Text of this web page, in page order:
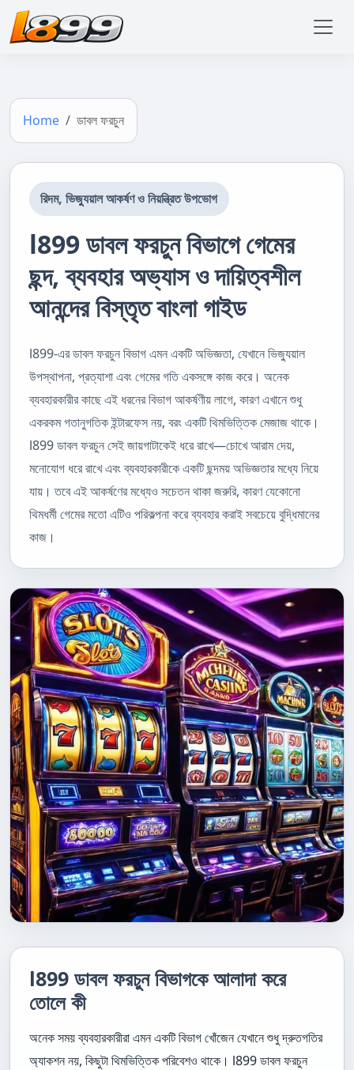
Home ডাবল ফরচুন
রিদম, ভিজ্যুয়াল আকর্ষণ ও নিয়ন্ত্রিত উপভোগ
l899 ডাবল ফরচুন বিভাগে গেমের
ছন্দ, ব্যবহার অভ্যাস ও দায়িত্বশীল
আনন্দের বিস্তৃত বাংলা গাইড
l899-এর ডাবল ফরচুন বিভাগ এমন একটি অভিজ্ঞতা, যেখানে ভিজ্যুয়াল
উপস্থাপনা, প্রত্যাশা এবং গেমের গতি একসঙ্গে কাজ করে। অনেক
ব্যবহারকারীর কাছে এই ধরনের বিভাগ আকর্ষণীয় লাগে, কারণ এখানে শুধু
একরকম গতানুগতিক ইন্টারফেস নয়, বরং একটি থিমভিত্তিক মেজাজ থাকে।
l899 ডাবল ফরচুন সেই জায়গাটাকেই ধরে রাখে—চোখে আরাম দেয়,
মনোযোগ ধরে রাখে এবং ব্যবহারকারীকে একটি ছন্দময় অভিজ্ঞতার মধ্যে নিয়ে
যায়। তবে এই আকর্ষণের মধ্যেও সচেতন থাকা জরুরি, কারণ যেকোনো
থিমধর্মী গেমের মতো এটিও পরিকল্পনা করে ব্যবহার করাই সবচেয়ে বুদ্ধিমানের
কাজ।
l899 ডাবল ফরচুন বিভাগকে আলাদা করে
তোলে কী
অনেক সময় ব্যবহারকারীরা এমন একটি বিভাগ খোঁজেন যেখানে শুধু দ্রুতগতির
অ্যাকশন নয়, কিছুটা থিমভিত্তিক পরিবেশও থাকে। l899 ডাবল ফরচুন